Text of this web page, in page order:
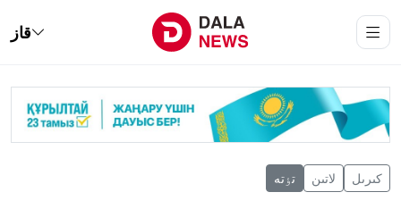
قاز
كىرىل لاتىن تٶتە